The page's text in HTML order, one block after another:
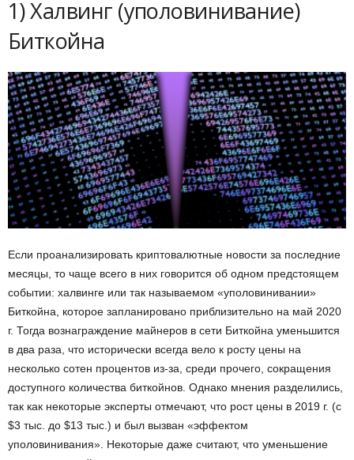
1) Халвинг (уполовинивание)
Биткойна
Если проанализировать криптовалютные новости за последние
месяцы, то чаще всего в них говорится об одном предстоящем
событии: халвинге или так называемом «уполовинивании»
Биткойна, которое запланировано приблизительно на май 2020
г. Тогда вознаграждение майнеров в сети Биткойна уменьшится
в два раза, что исторически всегда вело к росту цены на
несколько сотен процентов из-за, среди прочего, сокращения
доступного количества биткойнов. Однако мнения разделились,
так как некоторые эксперты отмечают, что рост цены в 2019 г. (с
$3 тыс. до $13 тыс.) и был вызван «эффектом
уполовинивания». Некоторые даже считают, что уменьшение